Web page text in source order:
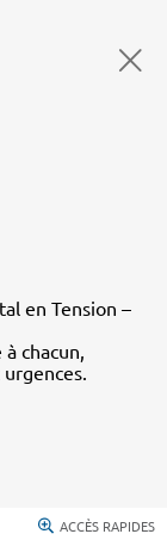
en Tension –
chacun,
ACCÈS RAPIDES